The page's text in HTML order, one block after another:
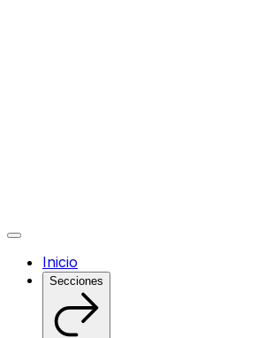
Inicio
Secciones